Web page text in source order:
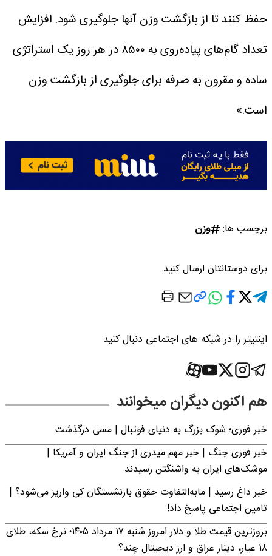
حفظ کنند تا از بازگشت وزن آنها جلوگیری شود. افزایش
تعداد گام‌های پیاده‌روی به ۸۵۰۰ در هر روز یک استراتژی
ساده و مقرون به صرفه برای جلوگیری از بازگشت وزن
است.»
برچسب ها: وزن
برای دوستانتان ارسال کنید
اینتیتر را در شبکه های اجتماعی دنبال کنید
هم اکنون دیگران میخوانند
خبر فوری؛‌ شوک بزرگ به دنیای فوتبال | مسی درگذشت
خبر فوری جنگ | خبر مهم میدری از جنگ ایران و آمریکا |
موشک‌های ایران به واشنگتن رسیدند
خبر داغ رسید | مابه‌التفاوت حقوق بازنشستگان کی واریز می‌شود؟ |
تامین اجتماعی پاسخ داد!
بروزترین قیمت طلا و دلار امروز شنبه ۱۷ مرداد ۱۴۰۵؛ نرخ سکه، طلای
۱۸ عیار، دینار عراق و ارز دیجیتال چند؟